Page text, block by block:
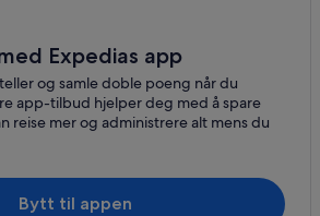
Expedias app
og samle doble poeng når du
app-tilbud hjelper deg med å spare
reise mer og administrere alt mens du
Bytt til appen